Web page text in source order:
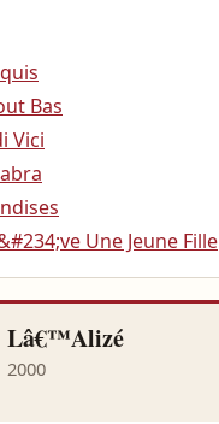
Bas
Vici
Une Jeune Fille
Lâ€™Alizé
2000